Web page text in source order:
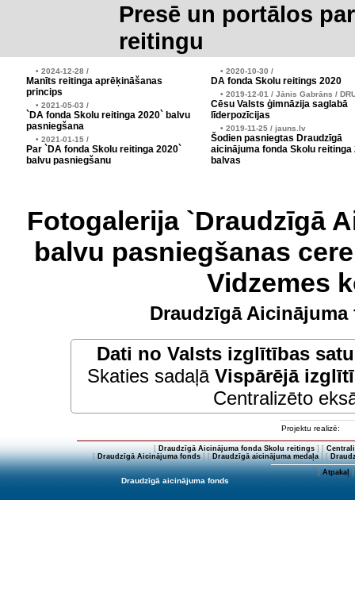
Presē un portālos
reitingu
• 2024-12-28 /
Manīts reitinga aprēķināšanas
princips
• 2021-05-03 /
`DA fonda Skolu reitinga 2020` balvu
pasniegšana
• 2021-01-15 /
Par `DA fonda Skolu reitinga 2020`
balvu pasniegšanu
• 2020-10-30 /
DA fonda Skolu reitings 2020
• 2019-12-01 / Jānis Gabrāns /
Cēsu Valsts ģimnāzija saglabā
līderpozīcijas
• 2019-11-25 / jauns.lv
Šodien pasniegtas Draudzīgā
aicinājuma fonda Skolu reitinga
balvas
Fotogalerija `Draudzīgā
balvu pasniegšanas
Vidzemes
Draudzīgā
Dati no Valsts izglītības
Skaties sadaļā Vispārējā
Centralizēto
Projektu realizē:
[ Draudzīgā Aicinājuma fonda Skolu reitings] [
[Draudzīgā Aicinājuma fonds] [Draudzīgā aicinājuma medaļa] [
[Atpakaļ]
Draudzīgā aicinājuma fonds